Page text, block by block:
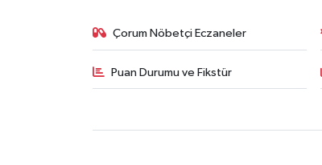
Çorum Nöbetçi Eczaneler
Puan Durumu ve Fikstür